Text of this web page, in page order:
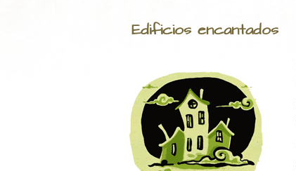
Edificios encantados